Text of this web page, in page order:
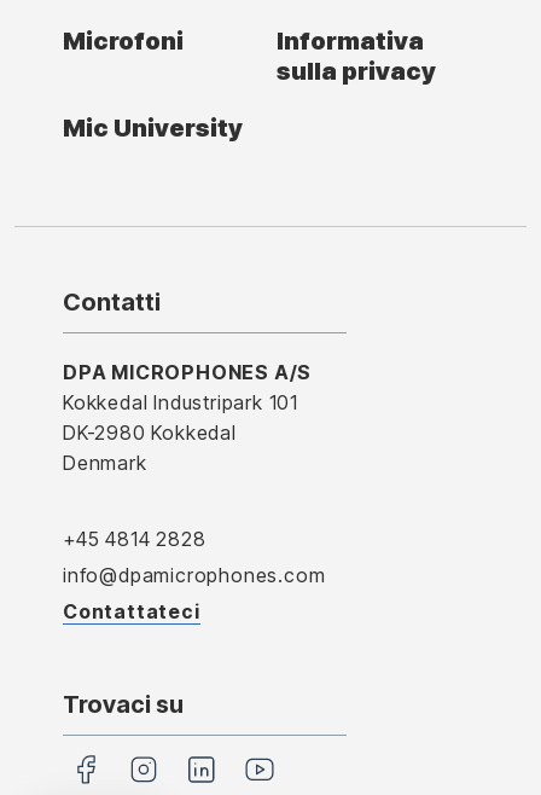
Microfoni
Informativa
sulla privacy
Mic University
Contatti
DPA MICROPHONES A/S
Kokkedal Industripark 101
DK-2980 Kokkedal
Denmark
+45 4814 2828
info@dpamicrophones.com
Contattateci
Trovaci su